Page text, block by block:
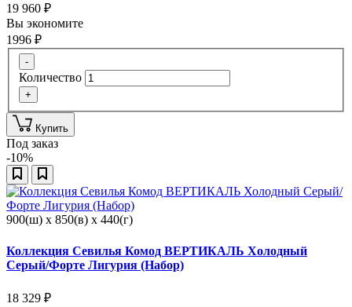
19 960 ₽
Вы экономите
1996 ₽
-
Количество
+
Купить
Под заказ
-10%
900(ш) x 850(в) x 440(г)
Коллекция Севилья Комод ВЕРТИКАЛЬ Холодный
Серый/Форте Лигурия (Набор)
18 329 ₽